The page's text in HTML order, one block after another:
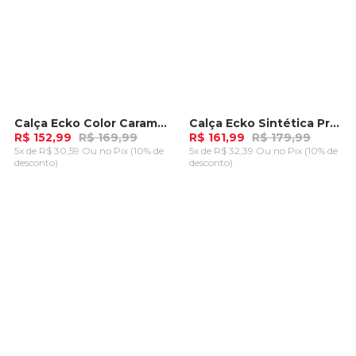
-10%Calça Ecko Color Caramelo
R$ 152,99 R$ 169,99
5x de R$ 30,59 Ou no Pix (10% de
desconto)
- 10%Calça Ecko Sintética Preta
R$ 161,99 R$ 179,99
5x de R$ 32,39 Ou no Pix (10% de
desconto)